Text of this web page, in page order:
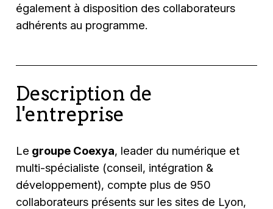
également à disposition des collaborateurs
adhérents au programme.
Description de
l'entreprise
Le groupe Coexya, leader du numérique et
multi-spécialiste (conseil, intégration &
développement), compte plus de 950
collaborateurs présents sur les sites de Lyon,